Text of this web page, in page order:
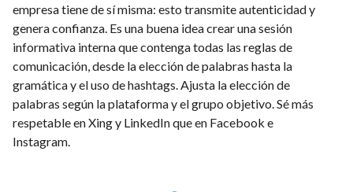
empresa tiene de sí misma: esto transmite autenticidad y
genera confianza. Es una buena idea crear una sesión
informativa interna que contenga todas las reglas de
comunicación, desde la elección de palabras hasta la
gramática y el uso de hashtags. Ajusta la elección de
palabras según la plataforma y el grupo objetivo. Sé más
respetable en Xing y LinkedIn que en Facebook e
Instagram.